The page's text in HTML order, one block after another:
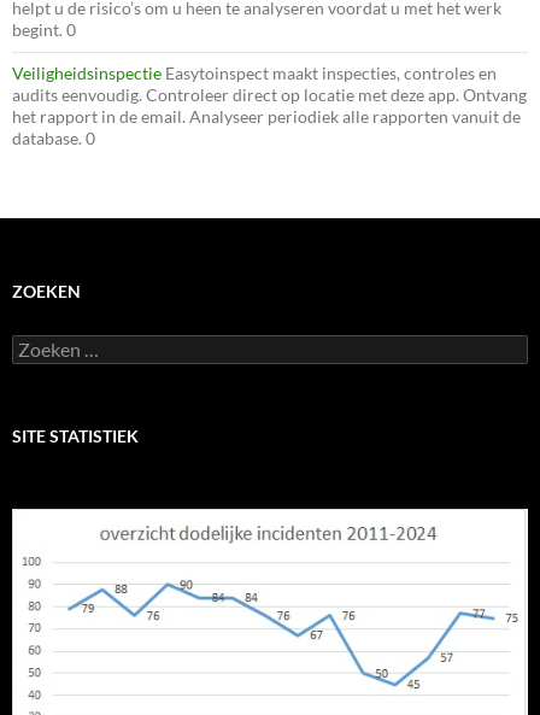
helpt u de risico’s om u heen te analyseren voordat u met het werk
begint. 0
Veiligheidsinspectie Easytoinspect maakt inspecties, controles en
audits eenvoudig. Controleer direct op locatie met deze app. Ontvang
het rapport in de email. Analyseer periodiek alle rapporten vanuit de
database. 0
ZOEKEN
Zoeken
naar:
SITE STATISTIEK